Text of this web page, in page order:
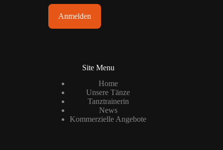
Site Menu
Home
Unsere Tänze
Tanztrainerin
News
Kommerzielle Angebote